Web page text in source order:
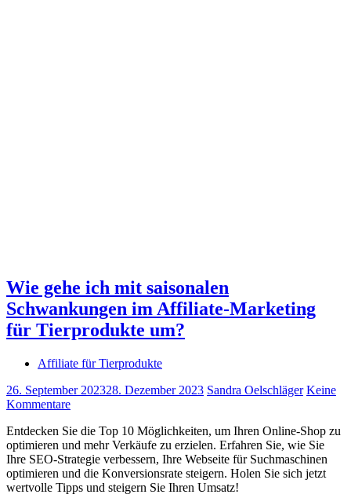
Wie gehe ich mit saisonalen
Schwankungen im Affiliate-Marketing
für Tierprodukte um?
Affiliate für Tierprodukte
26. September 202328. Dezember 2023 Sandra Oelschläger Keine
Kommentare
Entdecken Sie die Top 10 Möglichkeiten, um Ihren Online-Shop zu
optimieren und mehr Verkäufe zu erzielen. Erfahren Sie, wie Sie
Ihre SEO-Strategie verbessern, Ihre Webseite für Suchmaschinen
optimieren und die Konversionsrate steigern. Holen Sie sich jetzt
wertvolle Tipps und steigern Sie Ihren Umsatz!